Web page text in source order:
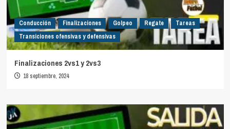
Conducción Finalizaciones Golpeo Regate
Tareas
Transiciones ofensivas y defensivas
Finalizaciones 2vs1 y 2vs3
18 septiembre, 2024